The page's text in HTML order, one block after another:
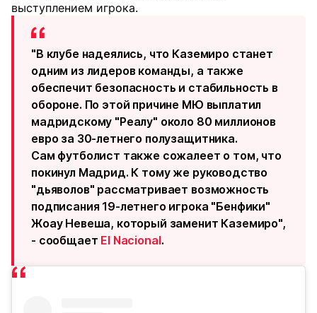
выступлением игрока.
"В клубе надеялись, что Каземиро станет
одним из лидеров команды, а также
обеспечит безопасность и стабильность в
обороне. По этой причине МЮ выплатил
мадридскому "Реалу" около 80 миллионов
евро за 30-летнего полузащитника.
Сам футболист также сожалеет о том, что
покинул Мадрид. К тому же руководство
"дьяволов" рассматривает возможность
подписания 19-летнего игрока "Бенфики"
Жоау Невеша, который заменит Каземиро",
- сообщает El Nacional.